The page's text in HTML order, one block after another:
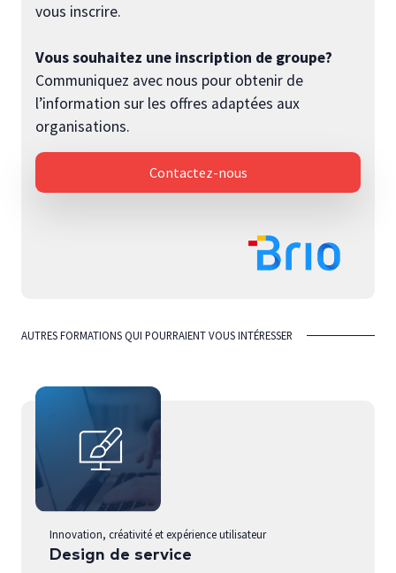
vous inscrire.
Vous souhaitez une inscription de groupe?
Communiquez avec nous pour obtenir de
l’information sur les offres adaptées aux
organisations.
Contactez-nous
AUTRES FORMATIONS QUI POURRAIENT VOUS INTÉRESSER
Innovation, créativité et expérience utilisateur
Design de service